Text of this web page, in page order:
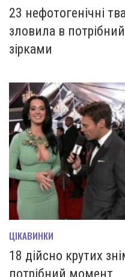
23 нефотогенічні
зловила в
зірками
ЦІКАВИНКИ
18 дійсно крутих
потрібний момент